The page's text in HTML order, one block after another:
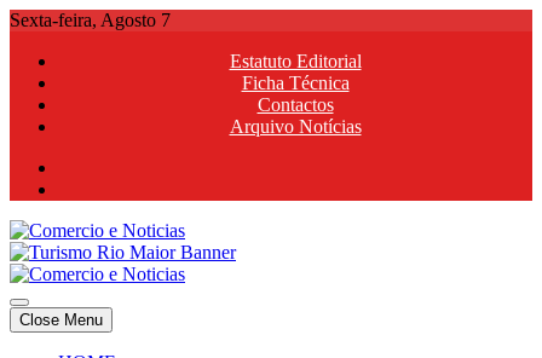
Skip
content
Sexta-feira, Agosto 7
Estatuto Editorial
Ficha Técnica
Contactos
Arquivo Notícias
Comercio e Noticias
Notícias e Publicidade Online
Comercio e Noticias
Notícias e Publicidade Online
Close Menu